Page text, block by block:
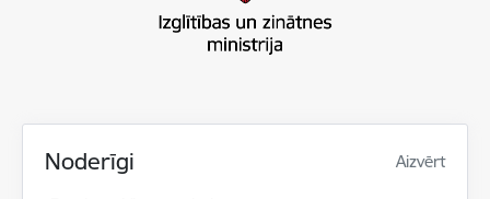
Noderīgi Aizvērt